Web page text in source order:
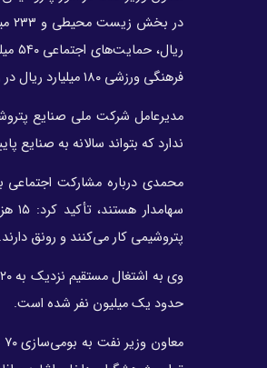
فرهنگی ورزشی ۱۸۰ میلیارد ریال در زمینه اجتماعی هزینه شده است.
مدیرعامل شرکت ملی صنایع
ندارد که بتواند سالانه به صنایع پایین‌دست خود بیش از ۵ میلیون تن محصول
پتروشیمی کار می‌کنند و رونق دارند.
حدود یک میلیون نفر شده است.